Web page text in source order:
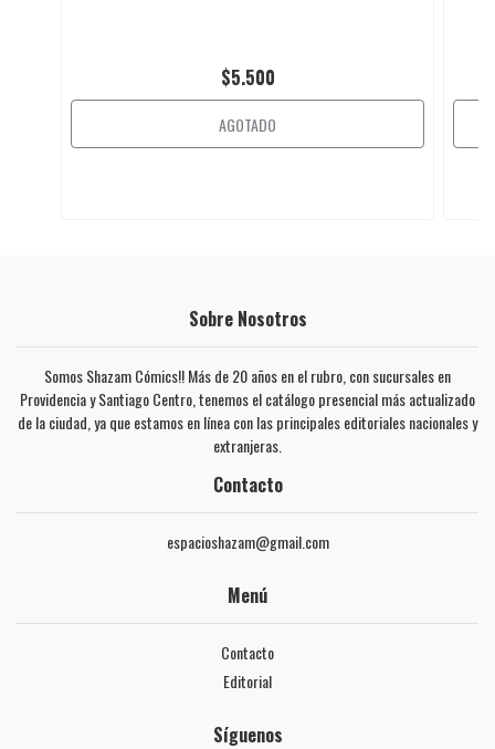
$5.500
AGOTADO
Sobre Nosotros
Somos Shazam Cómics!! Más de 20 años en el rubro, con sucursales en
Providencia y Santiago Centro, tenemos el catálogo presencial más actualizado
de la ciudad, ya que estamos en línea con las principales editoriales nacionales y
extranjeras.
Contacto
espacioshazam@gmail.com
Menú
Contacto
Editorial
Síguenos